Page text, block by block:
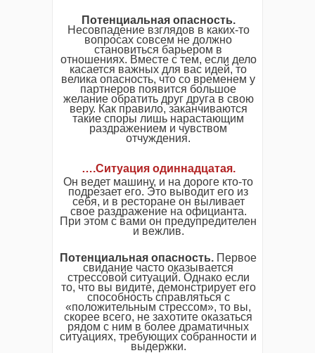
Потенциальная опасность.
Несовпадение взглядов в каких-то
вопросах совсем не должно
становиться барьером в
отношениях. Вместе с тем, если дело
касается важных для вас идей, то
велика опасность, что со временем у
партнеров появится большое
желание обратить друг друга в свою
веру. Как правило, заканчиваются
такие споры лишь нарастающим
раздражением и чувством
отчуждения.
….Ситуация одиннадцатая.
Он ведет машину, и на дороге кто-то
подрезает его. Это выводит его из
себя, и в ресторане он выливает
свое раздражение на официанта.
При этом с вами он предупредителен
и вежлив.
Потенциальная опасность. Первое
свидание часто оказывается
стрессовой ситуаций. Однако если
то, что вы видите, демонстрирует его
способность справляться с
«положительным стрессом», то вы,
скорее всего, не захотите оказаться
рядом с ним в более драматичных
ситуациях, требующих собранности и
выдержки.